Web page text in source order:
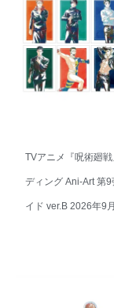
TVアニメ『呪術廻
ディング Ani-Art 第9
イド ver.B 2026年9